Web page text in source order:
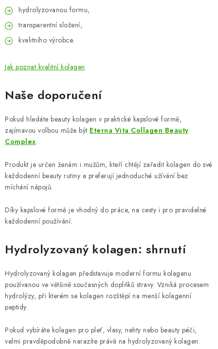
hydrolyzovanou formu,
transparentní složení,
kvalitního výrobce.
Jak poznat kvalitní kolagen
Naše doporučení
Pokud hledáte beauty kolagen v praktické kapslové formě,
zajímavou volbou může být Eterna Vita Collagen Beauty
Complex.
Produkt je určen ženám i mužům, kteří chtějí zařadit kolagen do své
každodenní beauty rutiny a preferují jednoduché užívání bez
míchání nápojů.
Díky kapslové formě je vhodný do práce, na cesty i pro pravidelné
každodenní používání.
Hydrolyzovaný kolagen: shrnutí
Hydrolyzovaný kolagen představuje moderní formu kolagenu
používanou ve většině současných doplňků stravy. Vzniká procesem
hydrolýzy, při kterém se kolagen rozštěpí na menší kolagenní
peptidy.
Pokud vybíráte kolagen pro pleť, vlasy, nehty nebo beauty péči,
velmi pravděpodobně narazíte právě na hydrolyzovaný kolagen.